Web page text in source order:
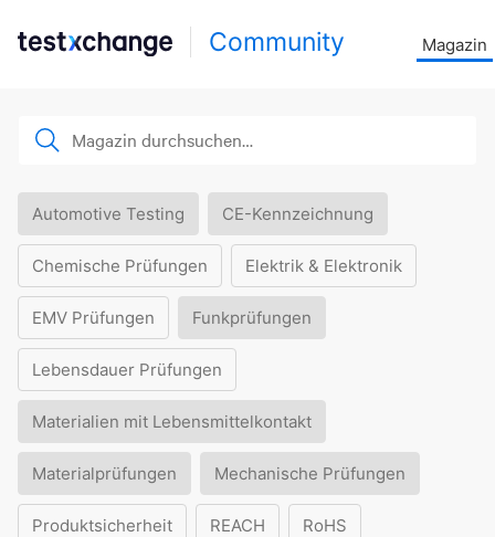
Community Magazin
Automotive Testing CE-Kennzeichnung
Chemische Prüfungen Elektrik & Elektronik
EMV Prüfungen Funkprüfungen
Lebensdauer Prüfungen
Materialien mit Lebensmittelkontakt
Materialprüfungen Mechanische Prüfungen
Produktsicherheit REACH RoHS